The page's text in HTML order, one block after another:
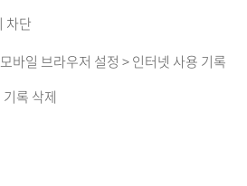
차단
바일 브라우저 설정 > 인터넷 사용 기록
록 삭제